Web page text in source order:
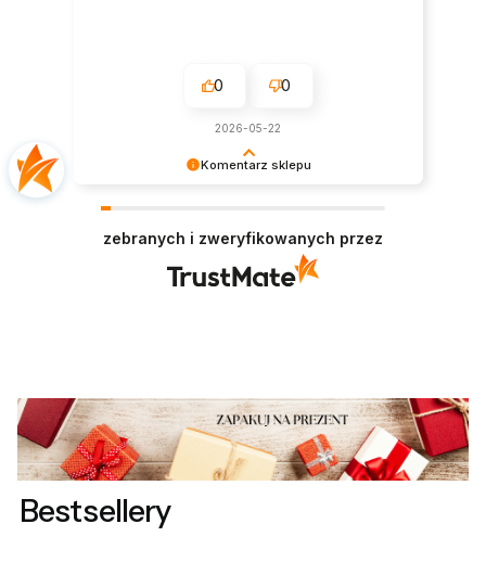
Komentarz sklepu
wiedzieć, że nasze starania zostały zauważone.
Dziękujemy za zaufanie i oczywiście zapraszamy
0 0
2026-05-22
zebranych i zweryfikowanych przez
Bestsellery